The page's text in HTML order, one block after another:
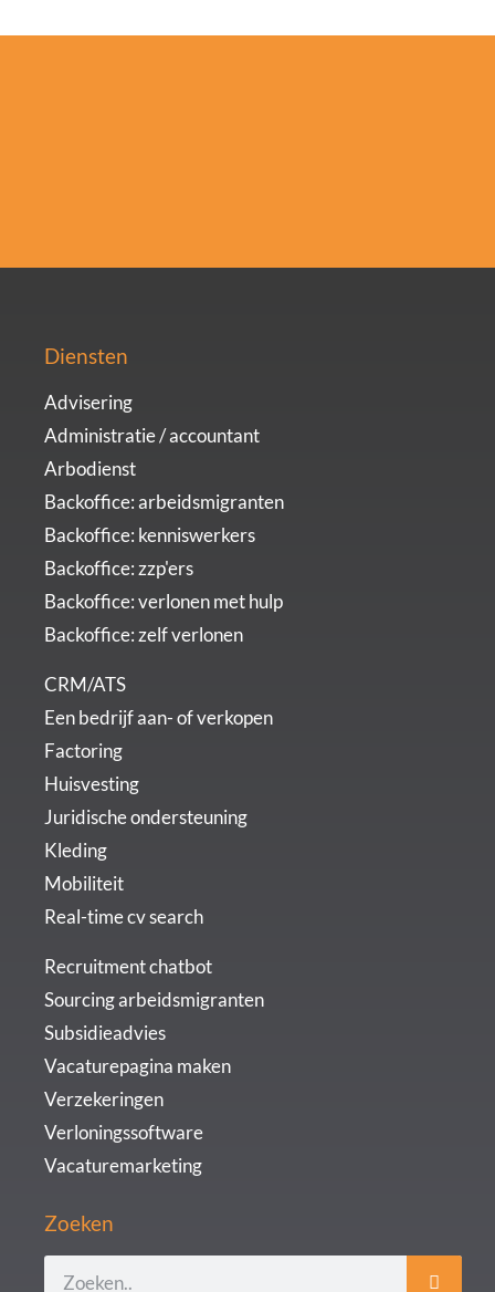
Diensten
Advisering
Administratie / accountant
Arbodienst
Backoffice: arbeidsmigranten
Backoffice: kenniswerkers
Backoffice: zzp'ers
Backoffice: verlonen met hulp
Backoffice: zelf verlonen
CRM/ATS
Een bedrijf aan- of verkopen
Factoring
Huisvesting
Juridische ondersteuning
Kleding
Mobiliteit
Real-time cv search
Recruitment chatbot
Sourcing arbeidsmigranten
Subsidieadvies
Vacaturepagina maken
Verzekeringen
Verloningssoftware
Vacaturemarketing
Zoeken